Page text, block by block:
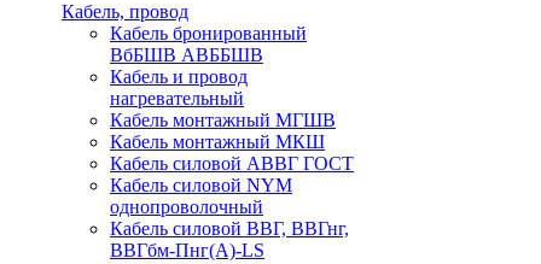
Кабель, провод
Кабель бронированный
ВбБШВ АВББШВ
Кабель и провод
нагревательный
Кабель монтажный МГШВ
Кабель монтажный МКШ
Кабель силовой АВВГ ГОСТ
Кабель силовой NYM
однопроволочный
Кабель силовой ВВГ, ВВГнг,
ВВГбм-Пнг(А)-LS